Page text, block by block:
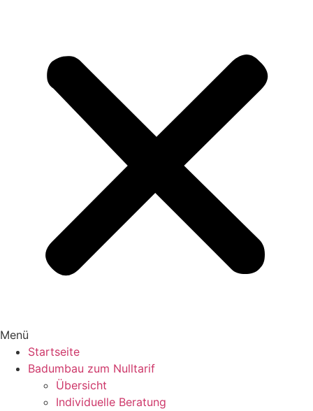
Menü
Startseite
Badumbau zum Nulltarif
Übersicht
Individuelle Beratung